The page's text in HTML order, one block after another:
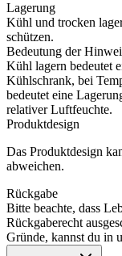
Lagerung
Kühl und trocken
schützen.
Bedeutung der
Kühl lagern bedeutet
Kühlschrank, bei
bedeutet eine
relativer Luftfeuchte.
Produktdesign
Das Produktdesign
abweichen.
Rückgabe
Bitte beachte, dass
Rückgaberecht
Gründe, kannst du in